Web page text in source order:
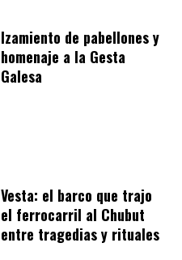
Izamiento de pabellones y
homenaje a la Gesta
Galesa
Vesta: el barco que trajo
el ferrocarril al Chubut
entre tragedias y rituales